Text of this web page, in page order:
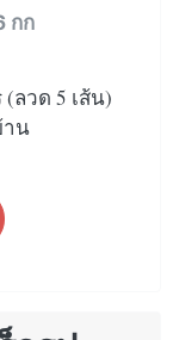
กก
ลวด 5 เส้น)
าน